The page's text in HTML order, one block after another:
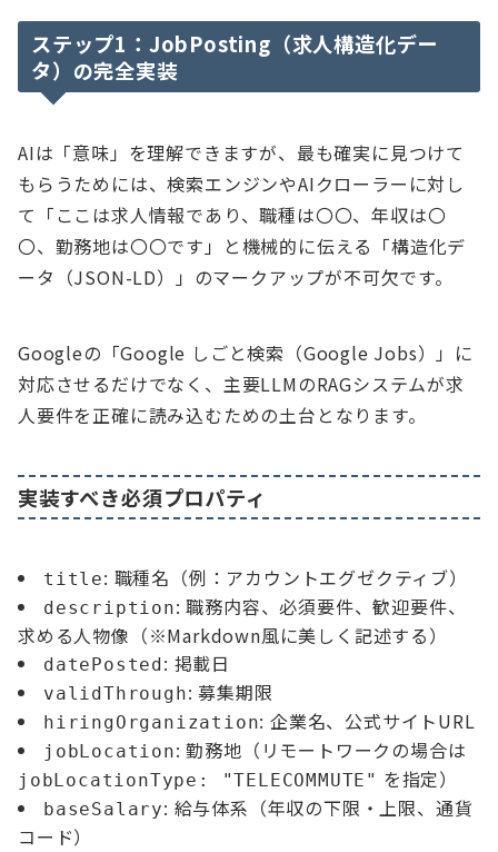
ステップ1：JobPosting（求人構造化デー
タ）の完全実装
AIは「意味」を理解できますが、最も確実に見つけて
もらうためには、検索エンジンやAIクローラーに対し
て「ここは求人情報であり、職種は〇〇、年収は〇
〇、勤務地は〇〇です」と機械的に伝える「構造化デ
ータ（JSON-LD）」のマークアップが不可欠です。
Googleの「Google しごと検索（Google Jobs）」に
対応させるだけでなく、主要LLMのRAGシステムが求
人要件を正確に読み込むための土台となります。
実装すべき必須プロパティ
title: 職種名（例：アカウントエグゼクティブ）
description: 職務内容、必須要件、歓迎要件、
求める人物像（※Markdown風に美しく記述する）
datePosted : 掲載日
validThrough: 募集期限
hiringOrganization: 企業名、公式サイトURL
jobLocation: 勤務地（リモートワークの場合は
jobLocationType: "TELECOMMUTE" を指定）
baseSalary: 給与体系（年収の下限・上限、通貨
コード）